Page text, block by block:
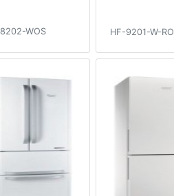
WOS HF-9201-W-RO